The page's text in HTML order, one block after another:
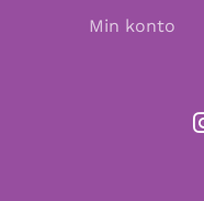
Min konto